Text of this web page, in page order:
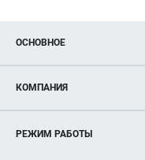
ОСНОВНОЕ
Новости
Магазины
Услуги
КОМПАНИЯ
Рекламодателям
РЕЖИМ РАБОТЫ